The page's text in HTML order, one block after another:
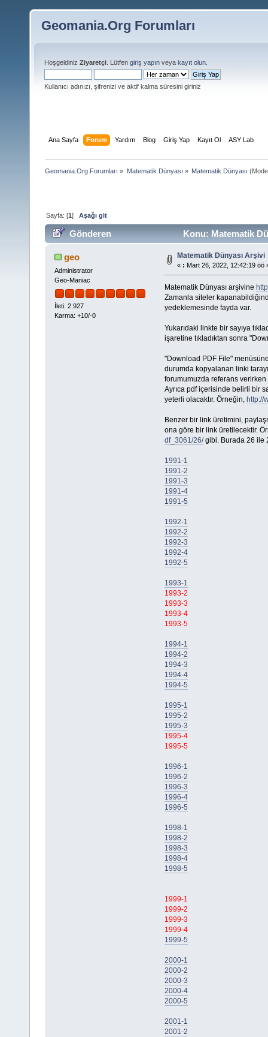
Geomania.Org Forumları
Hoşgeldiniz Ziyaretçi . Lütfen giriş yapın veya kayıt olun
Kullanıcı adınızı, şifrenizi ve aktif kalma süresini giriniz
Ana Sayfa Forum Yardım Blog Giriş Yap Kayıt Ol ASY Lab
Geomania.Org Forumları » Matematik Dünyası » Matematik Dünyası
Sayfa: [1]Aşağı git
Gönderen Konu: Matematik
geo
Administrator
Geo-Maniac
İleti: 2.927
Karma: +10/-0
Matematik Dünyası Arşivi
« : Mart 26, 2022, 12:42:19 öö
Matematik Dünyası arşivine
Zamanla siteler
yedeklemesinde fayda var.
Yukarıdaki linkte bir sayıya
işaretine tıkladıktan sonra
"Download PDF File"
durumda kopyalanan linki
forumumuzda referans
Ayrıca pdf içerisinde belirli bir
yeterli olacaktır. Örneğin, http://
Benzer bir link üretimini,
ona göre bir link üretilecektir.
df_3061/26/gibi. Burada 26 ile
1991-1
1991-2
1991-3
1991-4
1991-5
1992-1
1992-2
1992-3
1992-4
1992-5
1993-1
1993-2
1993-3
1993-4
1993-5
1994-1
1994-2
1994-3
1994-4
1994-5
1995-1
1995-2
1995-3
1995-4
1995-5
1996-1
1996-2
1996-3
1996-4
1996-5
1998-1
1998-2
1998-3
1998-4
1998-5
1999-1
1999-2
1999-3
1999-4
1999-5
2000-1
2000-2
2000-3
2000-4
2000-5
2001-1
2001-2